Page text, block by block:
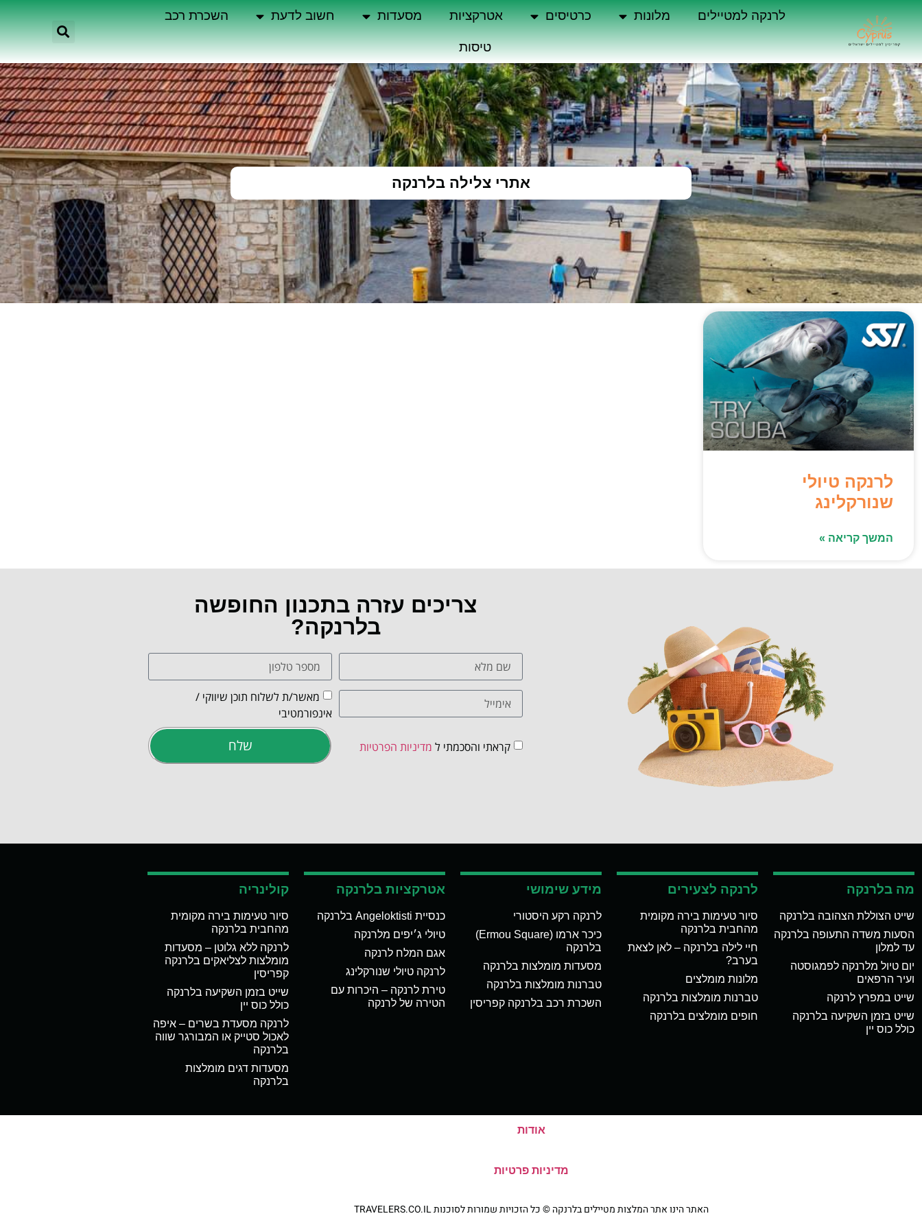
לרנקה למטיילים מלונות כרטיסים אטרקציות מסעדות חשוב לדעת השכרת רכב
טיסות
אתרי צלילה בלרנקה
לרנקה טיולי
שנורקלינג
המשך קריאה »
צריכים עזרה בתכנון החופשה
בלרנקה?
מאשר/ת לשלוח תוכן שיווקי /
אינפורמטיבי
קראתי והסכמתי ל מדיניות הפרטיות שלח
מה בלרנקה
שייט הצוללת הצהובה בלרנקה
הסעות משדה התעופה בלרנקה
עד למלון
יום טיול מלרנקה לפמגוסטה
ועיר הרפאים
שייט במפרץ לרנקה
שייט בזמן השקיעה בלרנקה
כולל כוס יין
לרנקה לצעירים
סיור טעימות בירה מקומית
מהחבית בלרנקה
חיי לילה בלרנקה – לאן לצאת
בערב?
מלונות מומלצים
טברנות מומלצות בלרנקה
חופים מומלצים בלרנקה
מידע שימושי
לרנקה רקע היסטורי
כיכר ארמו (Ermou Square)
בלרנקה
מסעדות מומלצות בלרנקה
טברנות מומלצות בלרנקה
השכרת רכב בלרנקה קפריסין
אטרקציות בלרנקה
כנסיית Angeloktisti בלרנקה
טיולי ג׳יפים מלרנקה
אגם המלח לרנקה
לרנקה טיולי שנורקלינג
טירת לרנקה – היכרות עם
הטירה של לרנקה
קולינריה
סיור טעימות בירה מקומית
מהחבית בלרנקה
לרנקה ללא גלוטן – מסעדות
מומלצות לצליאקים בלרנקה
קפריסין
שייט בזמן השקיעה בלרנקה
כולל כוס יין
לרנקה מסעדת בשרים – איפה
לאכול סטייק או המבורגר שווה
בלרנקה
מסעדות דגים מומלצות
בלרנקה
אודות
מדיניות פרטיות
האתר הינו אתר המלצות מטיילים בלרנקה © כל הזכויות שמורות לסוכנות TRAVELERS.CO.IL